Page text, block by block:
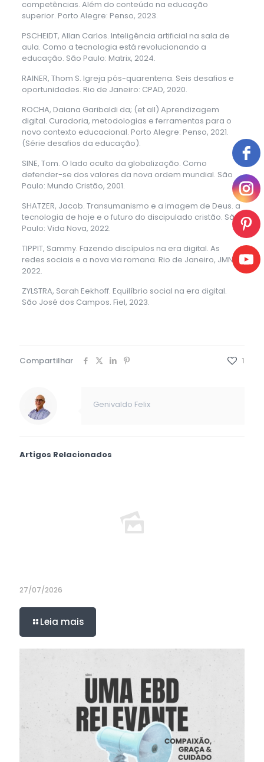
competências. Além do conteúdo na educação
superior. Porto Alegre: Penso, 2023.
PSCHEIDT, Allan Carlos. Inteligência artificial na sala de
aula. Como a tecnologia está revolucionando a
educação. São Paulo: Matrix, 2024.
RAINER, Thom S. Igreja pós-quarentena. Seis desafios e
oportunidades. Rio de Janeiro: CPAD, 2020.
ROCHA, Daiana Garibaldi da; (et all) Aprendizagem
digital. Curadoria, metodologias e ferramentas para o
novo contexto educacional. Porto Alegre: Penso, 2021.
(Série desafios da educação).
SINE, Tom. O lado oculto da globalização. Como
defender-se dos valores da nova ordem mundial. São
Paulo: Mundo Cristão, 2001.
SHATZER, Jacob. Transumanismo e a imagem de Deus. a
tecnologia de hoje e o futuro do discipulado cristão. São
Paulo: Vida Nova, 2022.
TIPPIT, Sammy. Fazendo discípulos na era digital. As
redes sociais e a nova via romana. Rio de Janeiro, JMN,
2022.
ZYLSTRA, Sarah Eekhoff. Equilíbrio social na era digital.
São José dos Campos. Fiel, 2023.
Compartilhar 1
Genivaldo Felix
Artigos Relacionados
27/07/2026
Leia mais